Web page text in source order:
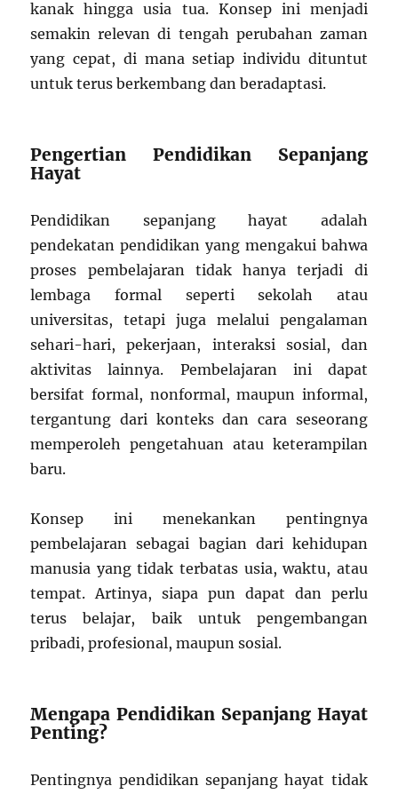
kanak hingga usia tua. Konsep ini menjadi
semakin relevan di tengah perubahan zaman
yang cepat, di mana setiap individu dituntut
untuk terus berkembang dan beradaptasi.
Pengertian Pendidikan Sepanjang
Hayat
Pendidikan sepanjang hayat adalah
pendekatan pendidikan yang mengakui bahwa
proses pembelajaran tidak hanya terjadi di
lembaga formal seperti sekolah atau
universitas, tetapi juga melalui pengalaman
sehari-hari, pekerjaan, interaksi sosial, dan
aktivitas lainnya. Pembelajaran ini dapat
bersifat formal, nonformal, maupun informal,
tergantung dari konteks dan cara seseorang
memperoleh pengetahuan atau keterampilan
baru.
Konsep ini menekankan pentingnya
pembelajaran sebagai bagian dari kehidupan
manusia yang tidak terbatas usia, waktu, atau
tempat. Artinya, siapa pun dapat dan perlu
terus belajar, baik untuk pengembangan
pribadi, profesional, maupun sosial.
Mengapa Pendidikan Sepanjang Hayat
Penting?
Pentingnya pendidikan sepanjang hayat tidak